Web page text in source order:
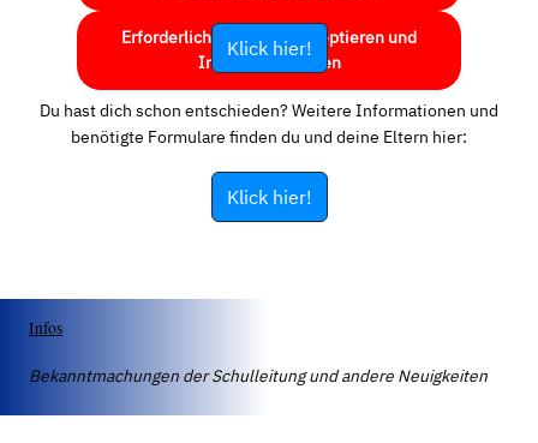
Erforderlichen Service akzeptieren und
Inhalte entsperren
Klick hier!
Du hast dich schon entschieden? Weitere Informationen und
benötigte Formulare finden du und deine Eltern hier:
Klick hier!
Infos
Bekanntmachungen der Schulleitung und andere Neuigkeiten